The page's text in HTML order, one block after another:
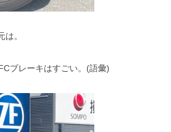
。
ブレーキはすごい。(語彙)